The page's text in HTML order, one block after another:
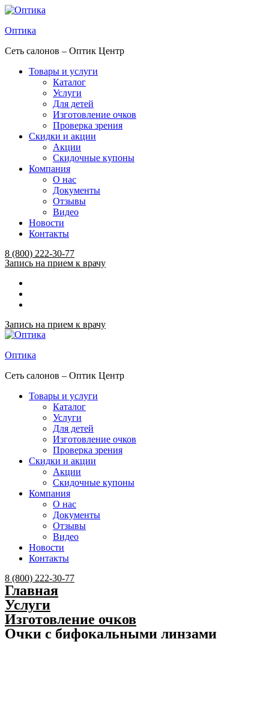
Оптика
Сеть салонов – Оптик Центр
Товары и услуги
Каталог
Услуги
Для детей
Изготовление очков
Проверка зрения
Скидки и акции
Акции
Скидочные купоны
Компания
О нас
Документы
Отзывы
Видео
Новости
Контакты
Menu
8 (800) 222-30-77
Запись на прием к врачу
Запись на прием к врачу
Оптика
Сеть салонов – Оптик Центр
Товары и услуги
Каталог
Услуги
Для детей
Изготовление очков
Проверка зрения
Скидки и акции
Акции
Скидочные купоны
Компания
О нас
Документы
Отзывы
Видео
Новости
Контакты
Menu
8 (800) 222-30-77
Главная
Услуги
Изготовление очков
Очки с бифокальными линзами